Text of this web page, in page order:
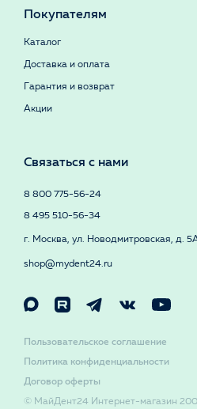
Покупателям
Каталог
Доставка и оплата
Гарантия и возврат
Акции
Связаться с нами
8 800 775-56-24
8 495 510-56-34
г. Москва, ул. Новодмитровская, д.
shop@mydent24.ru
© МайДент24 Интернет-магазин
Договор оферты
Политика конфиденциальности
Пользовательское соглашение